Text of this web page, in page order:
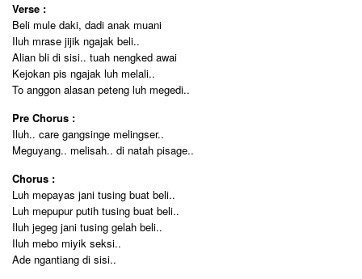
Verse :
Beli mule daki, dadi anak muani
Iluh mrase jijik ngajak beli..
Alian bli di sisi.. tuah nengked awai
Kejokan pis ngajak luh melali..
To anggon alasan peteng luh megedi..
Pre Chorus :
Iluh.. care gangsinge melingser..
Meguyang.. melisah.. di natah pisage..
Chorus :
Luh mepayas jani tusing buat beli..
Luh mepupur putih tusing buat beli..
Iluh jegeg jani tusing gelah beli..
Iluh mebo miyik seksi..
Ade ngantiang di sisi..